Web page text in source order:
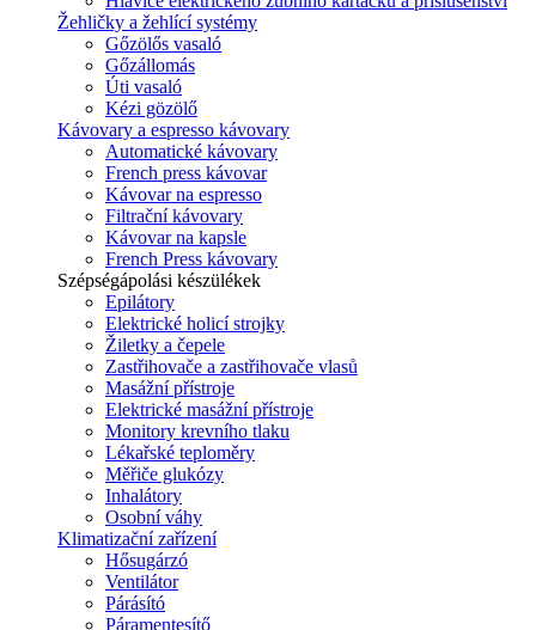
Žehličky a žehlící systémy
Gőzölős vasaló
Gőzállomás
Úti vasaló
Kézi gözölő
Kávovary a espresso kávovary
Automatické kávovary
French press kávovar
Kávovar na espresso
Filtrační kávovary
Kávovar na kapsle
French Press kávovary
Szépségápolási készülékek
Epilátory
Elektrické holicí strojky
Žiletky a čepele
Zastřihovače a zastřihovače vlasů
Masážní přístroje
Elektrické masážní přístroje
Monitory krevního tlaku
Lékařské teploměry
Měřiče glukózy
Inhalátory
Osobní váhy
Klimatizační zařízení
Hősugárzó
Ventilátor
Párásító
Páramentesítő